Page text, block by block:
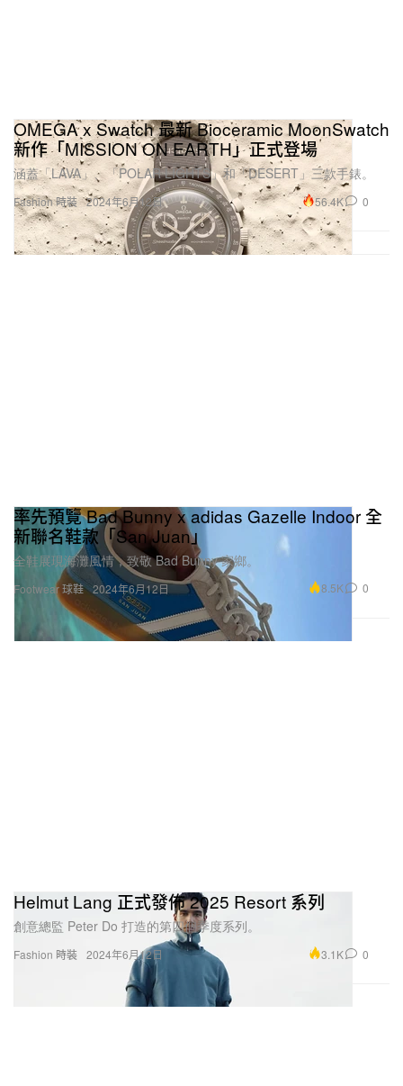
Fashion 時裝
OMEGA x Swatch 最新 Bioceramic MoonSwatch
新作「MISSION ON EARTH」正式登場
涵蓋「LAVA」、「POLAR LIGHTS」和「DESERT」三款手錶。
2024年6月12日 56.4K 0
Footwear 球鞋
率先預覽 Bad Bunny x adidas Gazelle Indoor 全
新聯名鞋款「San Juan」
全鞋展現海灘風情，致敬 Bad Bunny 家鄉。
2024年6月12日 8.5K 0
Fashion 時裝
Helmut Lang 正式發佈 2025 Resort 系列
創意總監 Peter Do 打造的第四個季度系列。
2024年6月12日 3.1K 0